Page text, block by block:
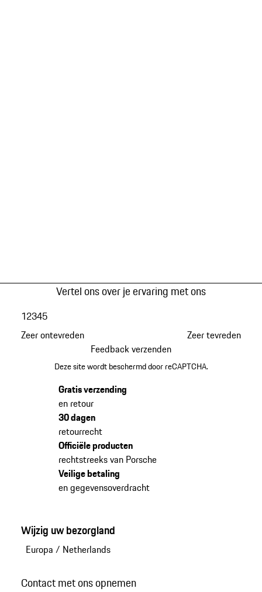
Vertel ons over je ervaring met ons
Zeer ontevreden
12345
Zeer tevreden
Feedback verzenden
Deze site wordt beschermd door reCAPTCHA.
Gratis verzending
en retour
30 dagen
retourrecht
Officiële producten
rechtstreeks van Porsche
Veilige betaling
en gegevensoverdracht
Wijzig uw bezorgland
Europa / Netherlands
Contact met ons opnemen